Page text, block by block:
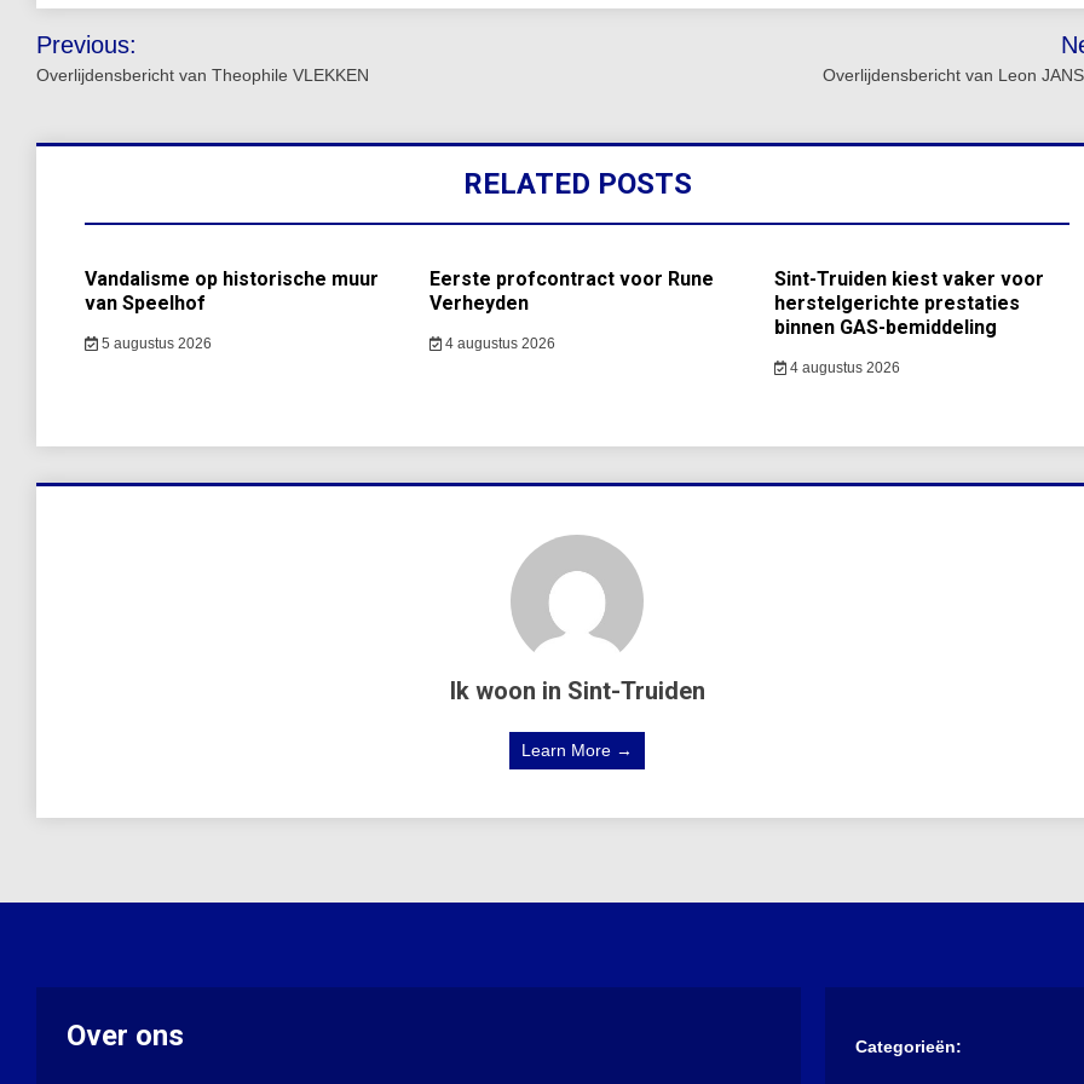
Bericht
navigatie
Previous:
Overlijdensbericht van Theophile VLEKKEN Overlijdensbericht van Leon
RELATED POSTS
Vandalisme op historische muur
van Speelhof
5 augustus 2026
Eerste profcontract voor Rune
Verheyden
4 augustus 2026
Sint-Truiden kiest vaker voor
herstelgerichte prestaties
binnen GAS-bemiddeling
4 augustus 2026
Ik woon in Sint-Truiden
Learn More →
Over ons Categorieën: